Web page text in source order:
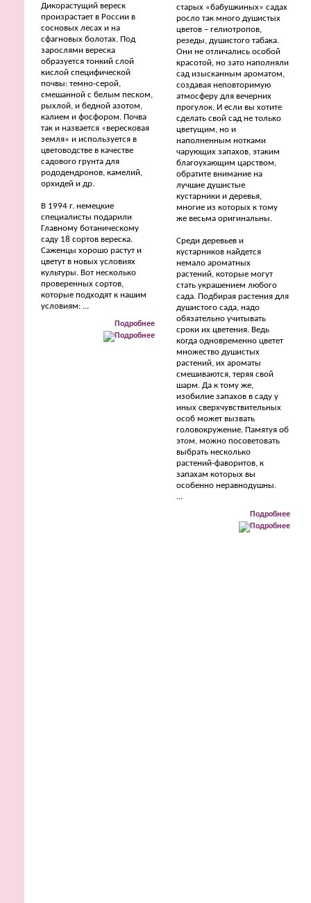
Дикорастущий вереск
произрастает в России в
сосновых лесах и на
сфагновых болотах. Под
зарослями вереска
образуется тонкий слой
кислой специфической
почвы: темно-серой,
смешанной с белым песком,
рыхлой, и бедной азотом,
калием и фосфором. Почва
так и назвается «вересковая
земля» и используется в
цветоводстве в качестве
садового грунта для
рододендронов, камелий,
орхидей и др.
В 1994 г. немецкие
специалисты подарили
Главному ботаническому
саду 18 сортов вереска.
Саженцы хорошо растут и
цветут в новых условиях
культуры. Вот несколько
проверенных сортов,
которые подходят к нашим
условиям: ...
Подробнее
старых «бабушкиных» садах
росло так много душистых
цветов – гелиотропов,
резеды, душистого табака.
Они не отличались особой
красотой, но зато наполняли
сад изысканным ароматом,
создавая неповторимую
атмосферу для вечерних
прогулок. И если вы хотите
сделать свой сад не только
цветущим, но и
наполненным нотками
чарующих запахов, этаким
благоухающим царством,
обратите внимание на
лучшие душистые
кустарники и деревья,
многие из которых к тому
же весьма оригинальны.
Среди деревьев и
кустарников найдется
немало ароматных
растений, которые могут
стать украшением любого
сада. Подбирая растения для
душистого сада, надо
обязательно учитывать
сроки их цветения. Ведь
когда одновременно цветет
множество душистых
растений, их ароматы
смешиваются, теряя свой
шарм. Да к тому же,
изобилие запахов в саду у
иных сверхчувствительных
особ может вызвать
головокружение. Памятуя об
этом, можно посоветовать
выбрать несколько
растений-фаворитов, к
запахам которых вы
особенно неравнодушны.
...
Подробнее